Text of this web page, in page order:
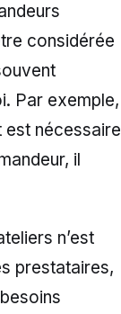
considérée
Par exemple,
est nécessaire
il
n’est
prestataires,